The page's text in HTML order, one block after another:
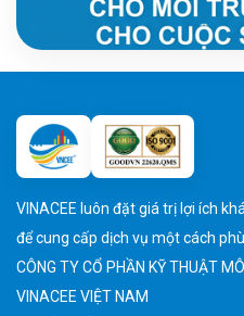
VINACEE luôn đặt giá trị lợi ích
để cung cấp dịch vụ một cách
CÔNG TY CỔ PHẦN KỸ THUẬT
VINACEE VIỆT NAM